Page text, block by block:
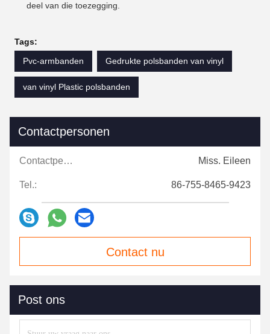
deel van die toezegging.
Tags:
Pvc-armbanden
Gedrukte polsbanden van vinyl
van vinyl Plastic polsbanden
Contactpersonen
Contactpersonen: Miss. Eileen
Tel.: 86-755-8465-9423
Contact nu
Post ons